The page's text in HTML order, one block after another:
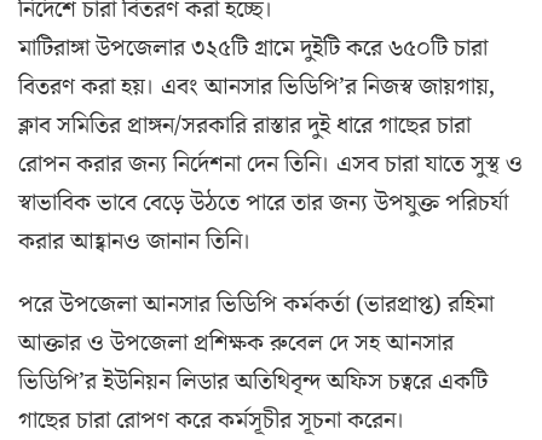
নির্দেশে চারা বিতরণ করা হচ্ছে।
মাটিরাঙ্গা উপজেলার ৩২৫টি গ্রামে দুইটি করে ৬৫০টি চারা
বিতরণ করা হয়। এবং আনসার ভিডিপি’র নিজস্ব জায়গায়,
ক্লাব সমিতির প্রাঙ্গন/সরকারি রাস্তার দুই ধারে গাছের চারা
রোপন করার জন্য নির্দেশনা দেন তিনি। এসব চারা যাতে সুস্থ ও
স্বাভাবিক ভাবে বেড়ে উঠতে পারে তার জন্য উপযুক্ত পরিচর্যা
করার আহ্বানও জানান তিনি।
পরে উপজেলা আনসার ভিডিপি কর্মকর্তা (ভারপ্রাপ্ত) রহিমা
আক্তার ও উপজেলা প্রশিক্ষক রুবেল দে সহ আনসার
ভিডিপি’র ইউনিয়ন লিডার অতিথিবৃন্দ অফিস চত্বরে একটি
গাছের চারা রোপণ করে কর্মসূচীর সূচনা করেন।